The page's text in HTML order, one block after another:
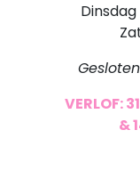
VERLOF:
&